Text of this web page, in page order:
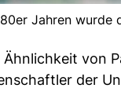
Jahren wurde
Ähnlichkeit von
der